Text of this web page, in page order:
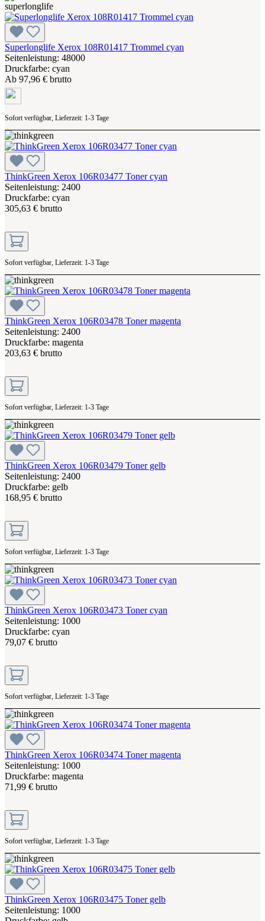
Superlonglife Xerox 108R01417 Trommel cyan
Seitenleistung: 48000
Druckfarbe: cyan
Ab 97,96 € brutto
Sofort verfügbar, Lieferzeit: 1-3 Tage
ThinkGreen Xerox 106R03477 Toner cyan
Seitenleistung: 2400
Druckfarbe: cyan
305,63 € brutto
Sofort verfügbar, Lieferzeit: 1-3 Tage
ThinkGreen Xerox 106R03478 Toner magenta
Seitenleistung: 2400
Druckfarbe: magenta
203,63 € brutto
Sofort verfügbar, Lieferzeit: 1-3 Tage
ThinkGreen Xerox 106R03479 Toner gelb
Seitenleistung: 2400
Druckfarbe: gelb
168,95 € brutto
Sofort verfügbar, Lieferzeit: 1-3 Tage
ThinkGreen Xerox 106R03473 Toner cyan
Seitenleistung: 1000
Druckfarbe: cyan
79,07 € brutto
Sofort verfügbar, Lieferzeit: 1-3 Tage
ThinkGreen Xerox 106R03474 Toner magenta
Seitenleistung: 1000
Druckfarbe: magenta
71,99 € brutto
Sofort verfügbar, Lieferzeit: 1-3 Tage
ThinkGreen Xerox 106R03475 Toner gelb
Seitenleistung: 1000